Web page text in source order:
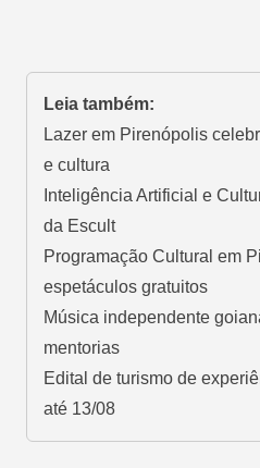
Leia também:
Lazer em Pirenópolis
e cultura
Inteligência Artificial e
da Escult
Programação Cultural em
espetáculos gratuitos
Música independente
mentorias
Edital de turismo de
até 13/08